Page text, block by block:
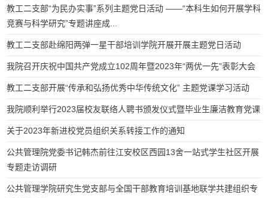
教工二支部“为民办实事”系列主题党日活动 ——“本科生如何开展学科
竞赛与科学研究”专题讲座成...
教工二支部赴绵阳两弹一星干部培训学院开展开展主题党日活动
我院召开庆祝中国共产党成立102周年暨2023年“两优一先”表彰大会
教工二支部开展“传承和弘扬优秀中华传统文化” 主题党课学习活动
我院顺利举行2023届校友联络人聘书颁发仪式暨毕业生廉洁教育党课
关于2023年新进校党员组织关系转接工作的通知
公共管理院党委书记韩杰前往江安校区西园13舍一站式学生社区开展
专题走访调研
公共管理学院研究生党支部与全国干部教育培训基地联学共建组织专